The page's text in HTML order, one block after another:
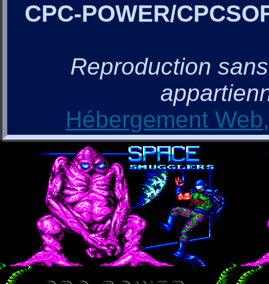
CPC-POWER/
Reproduction
Hébergement